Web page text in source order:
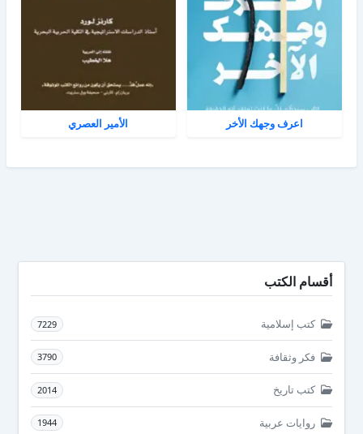
اعرف وجهك الأخر الأمير العصري
أقسام الكتب
كتب إسلامية 7229
فكر وثقافة 3790
كتب تاريخ 2014
روايات عربية 1944